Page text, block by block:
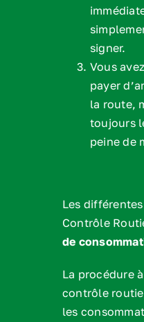
signer.
Vous
payer
la route,
toujours
peine de
Les différentes
Contrôle
de
La procédure
contrôle
les